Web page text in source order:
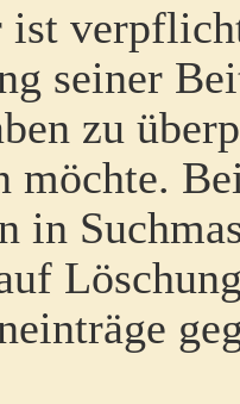
ist
seiner
zu
in